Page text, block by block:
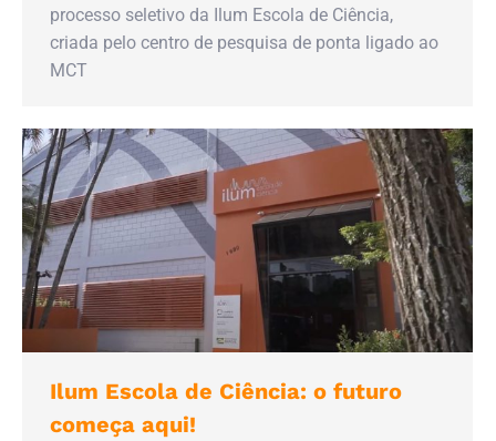
processo seletivo da Ilum Escola de Ciência,
criada pelo centro de pesquisa de ponta ligado ao
MCT
Ilum Escola de Ciência: o futuro
começa aqui!